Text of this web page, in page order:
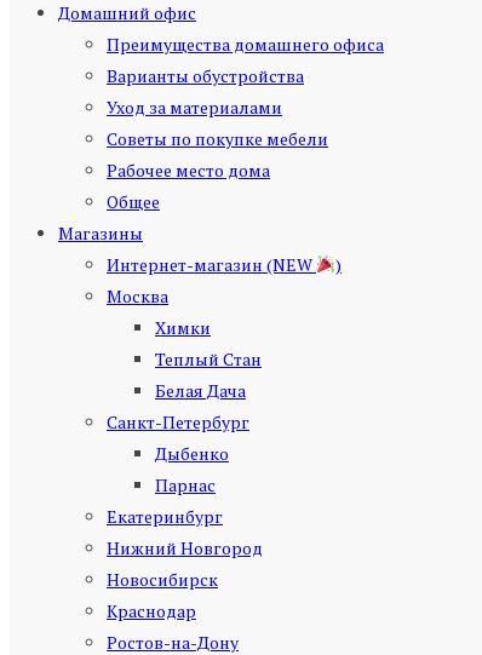
Домашний офис
Преимущества домашнего офиса
Варианты обустройства
Уход за материалами
Советы по покупке мебели
Рабочее место дома
Общее
Магазины
Интернет-магазин (NEW
)
Москва
Химки
Теплый Стан
Белая Дача
Санкт-Петербург
Дыбенко
Парнас
Екатеринбург
Нижний Новгород
Новосибирск
Краснодар
Ростов-на-Дону